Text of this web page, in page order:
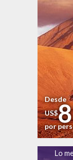
Desde
US$
por
Lo